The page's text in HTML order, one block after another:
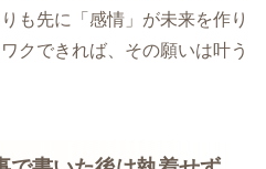
も先に「感情」が未来を作り
クできれば、その願いは叶う